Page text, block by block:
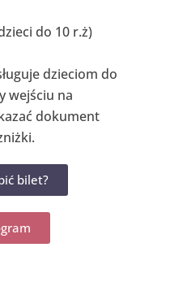
do 10 r.ż)
dzieciom do
wejściu na
dokument
bilet?